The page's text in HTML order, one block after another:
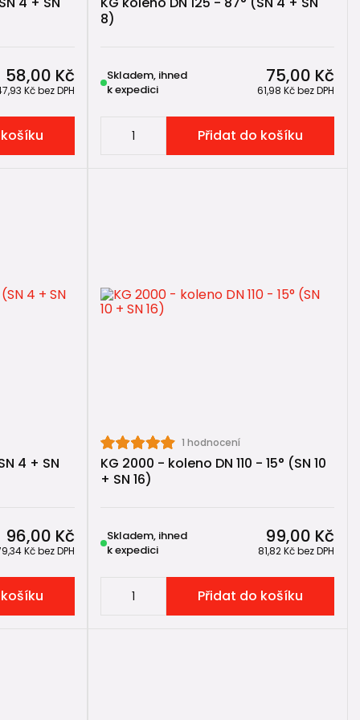
(KG, HT)?
58,00 Kč
Kčbez DPH
8)
75,00 Kč
61,98 Kčbez DPH
Skladem, ihned
k expedici
Přidat do košíku
4 + SN
96,00 Kč
Kčbez DPH
1 hodnocení
KG 2000 - koleno DN 110 - 15° (SN 10
+ SN 16)
99,00 Kč
81,82 Kčbez DPH
Skladem, ihned
k expedici
Přidat do košíku